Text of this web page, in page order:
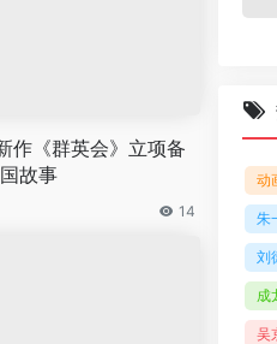
作《群英会》立项备
故事
14
动
朱
刘
成
吴